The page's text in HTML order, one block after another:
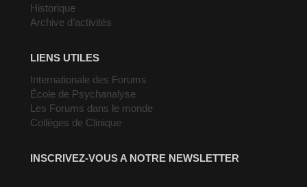
Historique
Archive d’activités
LIENS UTILES
Internationale des Forums
École de Psychanalyse
Les Forums dans le monde
Collèges de Clinique
INSCRIVEZ-VOUS A NOTRE NEWSLETTER